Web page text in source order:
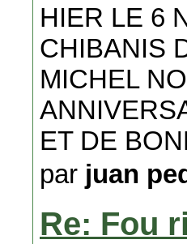
HIER LE 6
CHIBANIS
MICHEL
ET DE
par juan
Re: Fou